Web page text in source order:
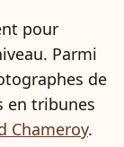
pour
Parmi
de
en tribunes
Chameroy.